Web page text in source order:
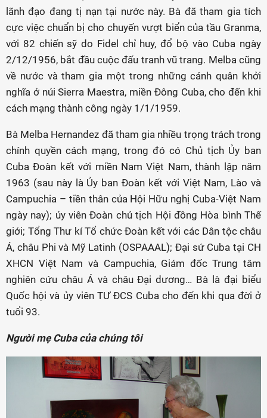
lãnh đạo đang tị nạn tại nước này. Bà đã tham gia tích
cực việc chuẩn bị cho chuyến vượt biển của tầu Granma,
với 82 chiến sỹ do Fidel chỉ huy, đổ bộ vào Cuba ngày
2/12/1956, bắt đầu cuộc đấu tranh vũ trang. Melba cũng
về nước và tham gia một trong những cánh quân khởi
nghĩa ở núi Sierra Maestra, miền Đông Cuba, cho đến khi
cách mạng thành công ngày 1/1/1959.
Bà Melba Hernandez đã tham gia nhiều trọng trách trong
chính quyền cách mạng, trong đó có Chủ tịch Ủy ban
Cuba Đoàn kết với miền Nam Việt Nam, thành lập năm
1963 (sau này là Ủy ban Đoàn kết với Việt Nam, Lào và
Campuchia – tiền thân của Hội Hữu nghị Cuba-Việt Nam
ngày nay); ủy viên Đoàn chủ tịch Hội đồng Hòa bình Thế
giới; Tổng Thư kí Tổ chức Đoàn kết với các Dân tộc châu
Á, châu Phi và Mỹ Latinh (OSPAAAL); Đại sứ Cuba tại CH
XHCN Việt Nam và Campuchia, Giám đốc Trung tâm
nghiên cứu châu Á và châu Đại dương… Bà là đại biểu
Quốc hội và ủy viên TƯ ĐCS Cuba cho đến khi qua đời ở
tuổi 93.
Người mẹ Cuba của chúng tôi